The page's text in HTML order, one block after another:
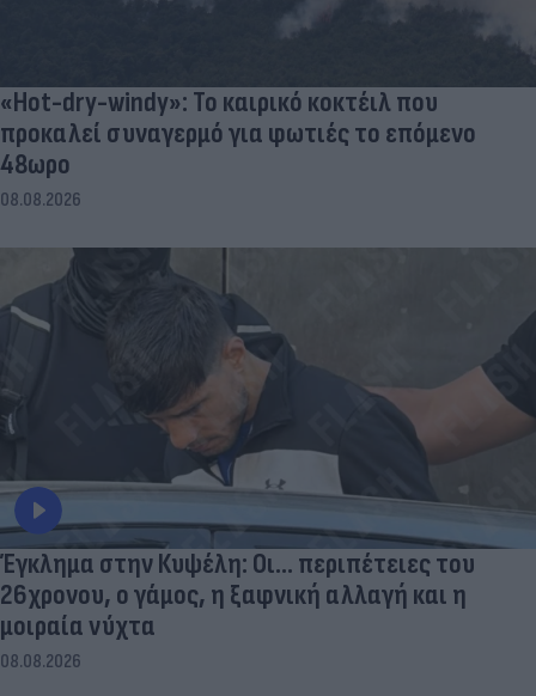
«Hot-dry-windy»: Το καιρικό κοκτέιλ που
προκαλεί συναγερμό για φωτιές το επόμενο
48ωρο
08.08.2026
Έγκλημα στην Κυψέλη: Οι... περιπέτειες του
26χρονου, ο γάμος, η ξαφνική αλλαγή και η
μοιραία νύχτα
08.08.2026